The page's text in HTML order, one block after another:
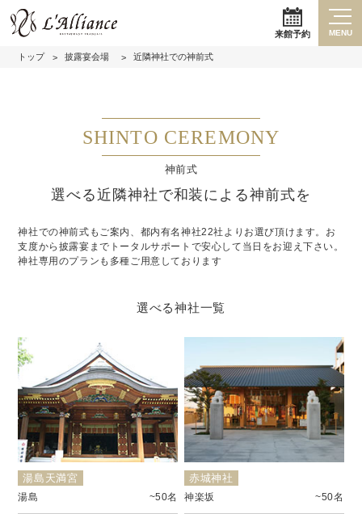
来館予約 MENU
トップ 披露宴会場 近隣神社での神前式
SHINTO CEREMONY
神前式
選べる近隣神社で和装による神前式を
神社での神前式もご案内、都内有名神社22社よりお選び頂けます。 お
支度から披露宴までトータルサポートで安心して当日をお迎え下さい。
神社専用のプランも多種ご用意しております
選べる神社一覧
湯島天満宮
湯島 ~50名
赤城神社
神楽坂 ~50名